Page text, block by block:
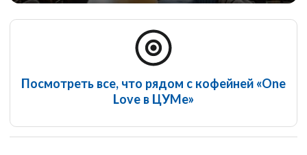
Посмотреть все, что рядом с кофейней «One
Love в ЦУМе»